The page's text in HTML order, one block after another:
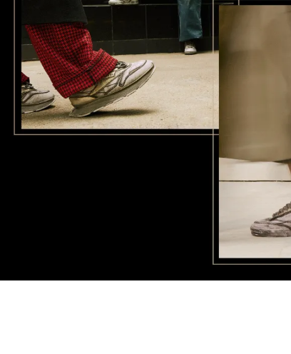
7.
américa cali
camisetas
9.
reebok classics
club c